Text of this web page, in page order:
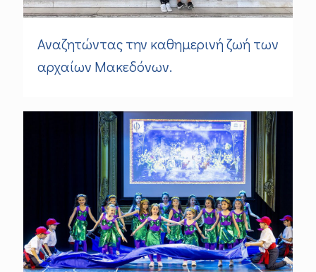
Αναζητώντας την καθημερινή ζωή των
αρχαίων Μακεδόνων.